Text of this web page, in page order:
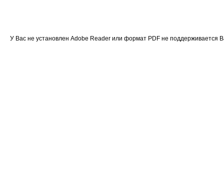
У Вас не установлен Adobe Reader или формат PDF не поддерживается